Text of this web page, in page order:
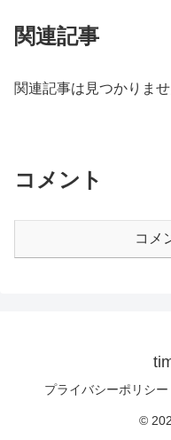
関連記事
関連記事は見つかりませ
コメント
コメ
プライバシーポリシー
©